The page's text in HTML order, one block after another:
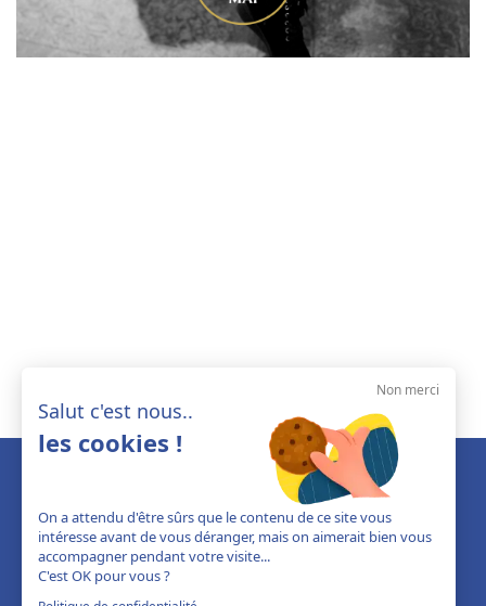
Non merci
Salut c'est nous..
les cookies !
On a attendu d'être sûrs que le contenu de ce site vous
intéresse avant de vous déranger, mais on aimerait bien vous
accompagner pendant votre visite...
C'est OK pour vous ?